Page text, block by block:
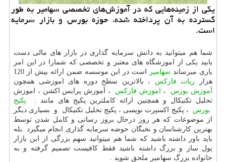
یكی از زمینه‌‌هایی كه در آموزش‌های تخصصی سهامیر به طور
گسترده به آن پرداخته شده، حوزه بورس و بازار سرمایه
است.
شما هم میتوانید به دانش سرمایه گذاری در بازار های مالی دست
یابید یکی از اموزشگاه های معتبر و تخصصی که شمارا در این امر
یاری میرساند سهامیر
است در این موسسه ضمن ارائه بیش از 120
هزار ربات فارکس ، بالاترین سطح دوره های اموزشی همچون
آموزش بورس
، اموزش فارکس ، آموزش پرایس اکشن ، اموزش
تحلیل تکنیکال و همچنین ارائه کاملترین پکیج های مانند : پکیج
بورس ، پکیج اکسپرت نویسی ، پکیج تحلیل تکنیکال و بسیاری دیگر
از موضوعات که هر روز درحال بروز رسانی و کامل شدن توسط
بهترین کارشناسان و نخبگان حوضه سرمایه گذاری انجام میگیرد .بله
باید باور داشته باشید که شما هم میتوانید سهم بزرگی از این بازار
پول ساز و بزرگ داشته باشید فقط کافیست تصمیم گرفته و به
خانواده بزرگ سهامیر ملحق شوید .